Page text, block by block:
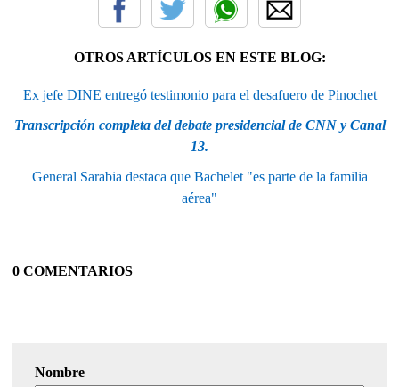
OTROS ARTÍCULOS EN ESTE BLOG:
Ex jefe DINE entregó testimonio para el desafuero de Pinochet
Transcripción completa del debate presidencial de CNN y Canal
13.
General Sarabia destaca que Bachelet "es parte de la familia
aérea"
0 COMENTARIOS
Nombre